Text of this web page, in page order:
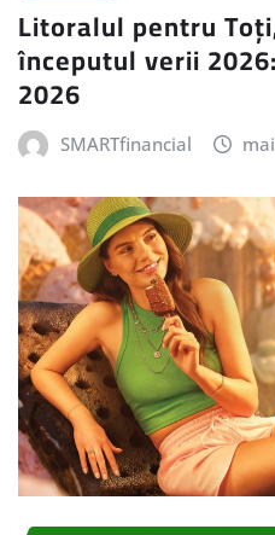
Litoralul pentru
începutul verii
2026
SMARTfinancial